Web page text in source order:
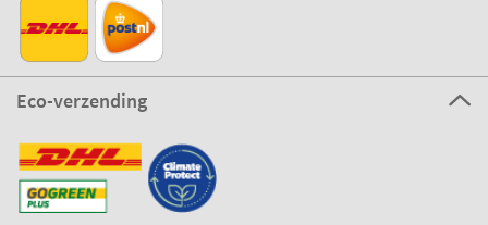
Eco-verzending